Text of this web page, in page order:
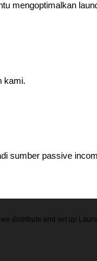
mengoptimalkan
kami.
sumber passive
distribute and set up